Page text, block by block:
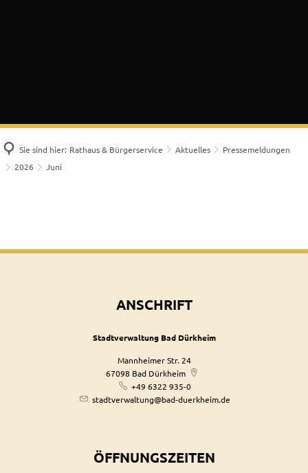
Sie sind hier: Rathaus & Bürgerservice Aktuelles
Pressemeldungen
2026
Juni
ANSCHRIFT
Stadtverwaltung Bad Dürkheim
Mannheimer Str. 24
67098 Bad Dürkheim
+49 6322 935-0
stadtverwaltung@bad-duerkheim.de
ÖFFNUNGSZEITEN